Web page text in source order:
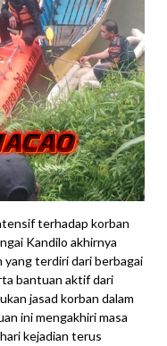
terhadap korban
Kandilo akhirnya
yang terdiri dari berbagai
bantuan aktif dari
jasad korban dalam
ini mengakhiri masa
kejadian terus